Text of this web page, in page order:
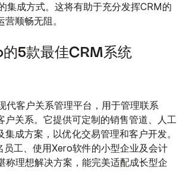
集成方式。这将有助于充分发挥CRM的
顺畅无阻。
5款最佳CRM系统
代客户关系管理平台，用于管理联系
户关系。它提供可定制的销售管道、人工
集成方案，以优化交易管理和客户开发。
工、使用Xero软件的小型企业及会计
称理想解决方案，能完美适配成长型企